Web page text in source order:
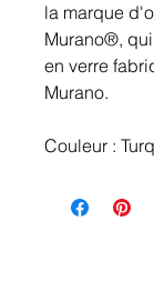
la marque
Murano®,
en verre
Murano.
Couleur :